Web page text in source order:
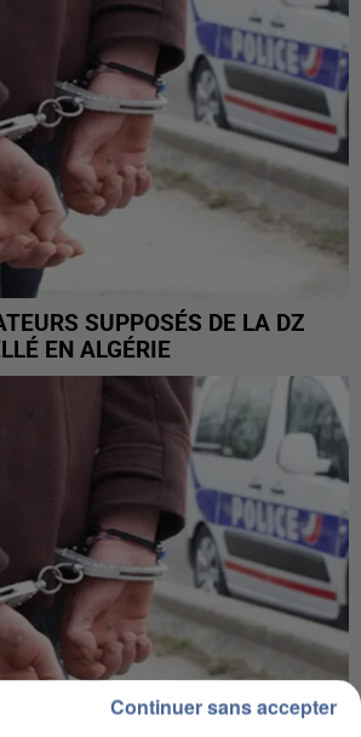
SUPPOSÉS DE LA DZ
EN ALGÉRIE
Continuer sans accepter